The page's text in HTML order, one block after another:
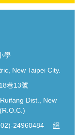
學
New Taipei City.
巷13號
Dist., New
24960484 網